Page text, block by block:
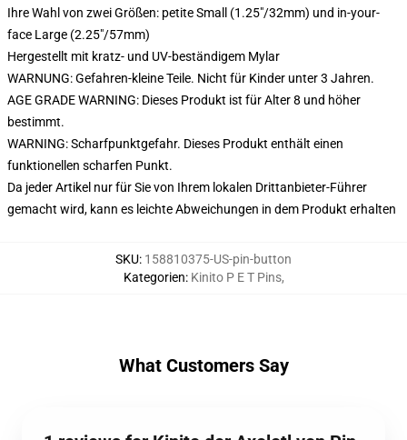
Ihre Wahl von zwei Größen: petite Small (1.25"/32mm) und in-your-
face Large (2.25"/57mm)
Hergestellt mit kratz- und UV-beständigem Mylar
WARNUNG: Gefahren-kleine Teile. Nicht für Kinder unter 3 Jahren.
AGE GRADE WARNING: Dieses Produkt ist für Alter 8 und höher
bestimmt.
WARNING: Scharfpunktgefahr. Dieses Produkt enthält einen
funktionellen scharfen Punkt.
Da jeder Artikel nur für Sie von Ihrem lokalen Drittanbieter-Führer
gemacht wird, kann es leichte Abweichungen in dem Produkt erhalten
SKU: 158810375-US-pin-button
Kategorien: Kinito P E T Pins,
What Customers Say